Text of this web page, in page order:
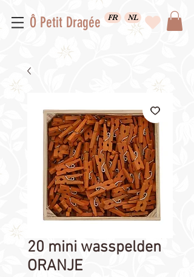
Ô Petit Dragée FR NL
20 mini wasspelden
ORANJE